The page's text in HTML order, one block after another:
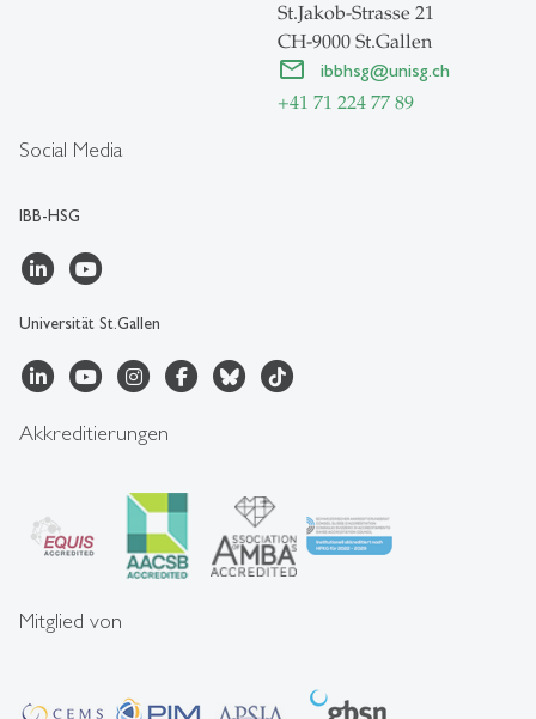
Social Media
IBB-HSG
Universität St.Gallen
St.Jakob-Strasse 21
CH-9000 St.Gallen
ibbhsg@unisg.ch
+41 71 224 77 89
Akkreditierungen
Mitglied von